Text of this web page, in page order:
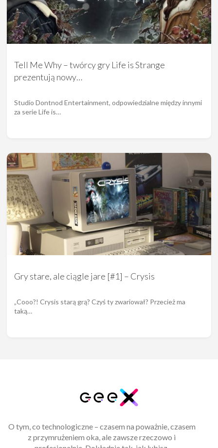
Tell Me Why – twórcy gry Life is Strange
prezentują nowy…
Studio Dontnod Entertainment, odpowiedzialne między innymi
za serie Life is…
Gry stare, ale ciągle jare [#1] – Crysis
„Cooo?! Crysis starą grą? Czyś ty zwariował? Przecież ma
taką…
O tym, co technologiczne – czasem na poważnie, czasem
z przymrużeniem oka, ale zawsze rzeczowo i